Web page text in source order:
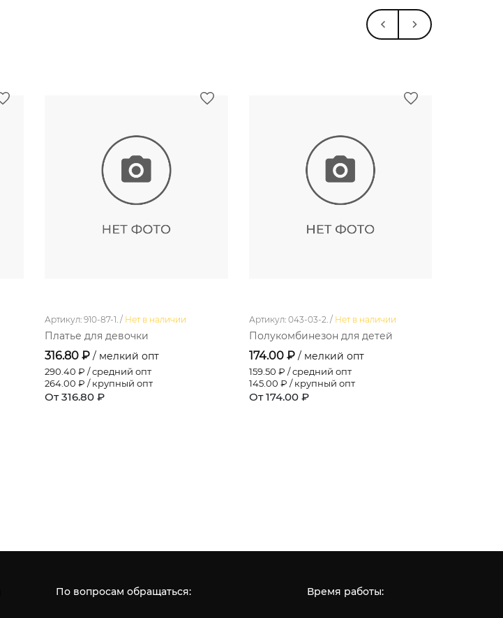
Артикул: 910-87-1. / Нет в наличии
Платье для девочки
316.80 ₽ / мелкий опт
290.40 ₽ / средний опт
264.00 ₽ / крупный опт
От 316.80 ₽
Артикул: 043-03-2. / Нет в наличии
Полукомбинезон для детей
174.00 ₽ / мелкий опт
159.50 ₽ / средний опт
145.00 ₽ / крупный опт
От 174.00 ₽
По вопросам обращаться: Время работы: